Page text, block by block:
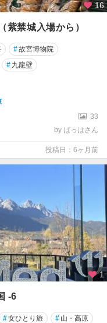
16
紫禁城入場から）
#故宮博物院
# 九龍壁
33
by ばっはさん
投稿日：6ヶ月前
1
-6
#女ひとり旅 # 山・高原